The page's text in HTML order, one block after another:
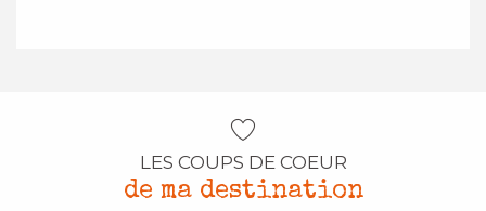
LES COUPS DE COEUR
de ma destination